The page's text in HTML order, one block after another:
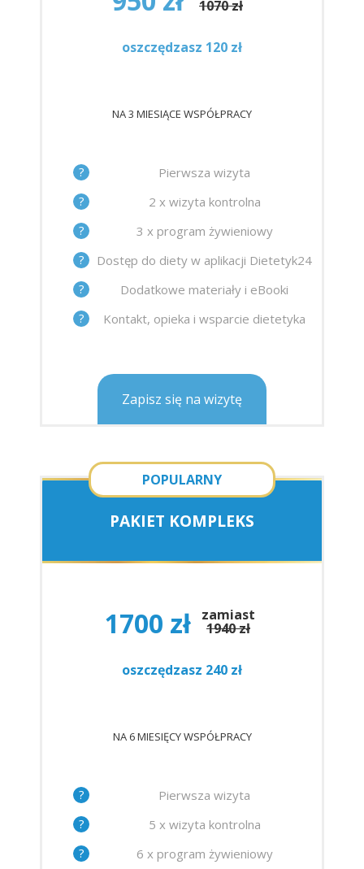
1070 zł
oszczędzasz 120 zł
NA 3 MIESIĄCE WSPÓŁPRACY
?
Pierwsza wizyta
?
2 x wizyta kontrolna
?
3 x program żywieniowy
?
Dostęp do diety w aplikacji Dietetyk24
?
Dodatkowe materiały i eBooki
?
Kontakt, opieka i wsparcie dietetyka
Zapisz się na wizytę
POPULARNY
PAKIET KOMPLEKS
1700 zł zamiast
1940 zł
oszczędzasz 240 zł
NA 6 MIESIĘCY WSPÓŁPRACY
?
Pierwsza wizyta
?
5 x wizyta kontrolna
?
6 x program żywieniowy